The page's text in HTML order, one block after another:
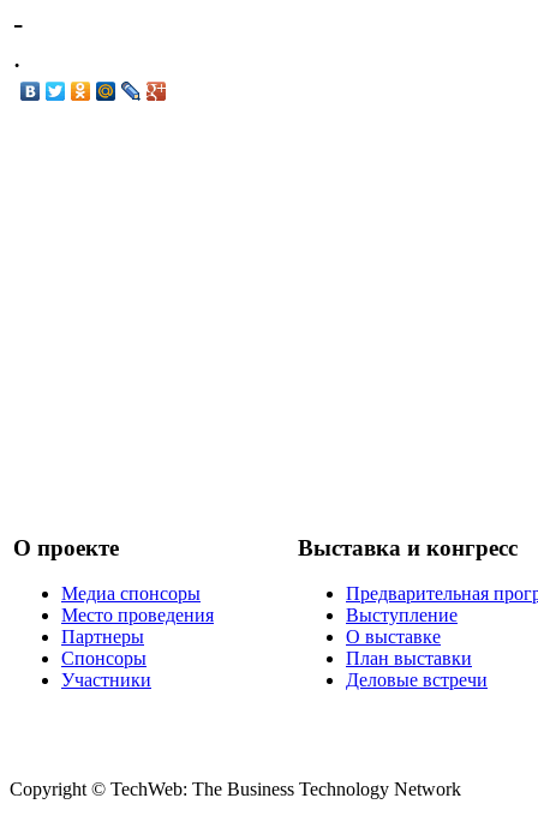
-
.
О проекте
Медиа спонсоры
Место проведения
Партнеры
Спонсоры
Участники
Выставка и конгресс
Предварительная
Выступление
О выставке
План выставки
Деловые встречи
Copyright © TechWeb: The Business Technology Network